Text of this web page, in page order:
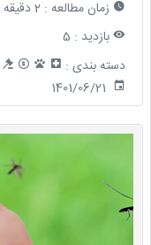
زمان مطالعه :2 دقیقه
بازدید : 5
دسته بندی :
1401/06/21